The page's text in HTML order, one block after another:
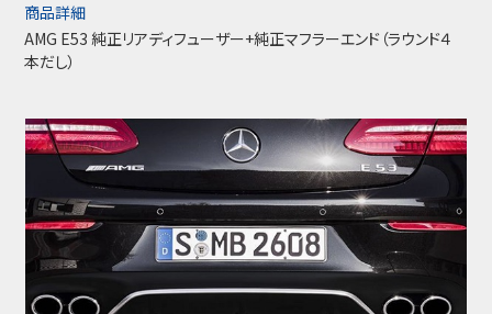
商品詳細
AMG E53 純正リアディフューザー+純正マフラーエンド（ラウンド４
本だし）